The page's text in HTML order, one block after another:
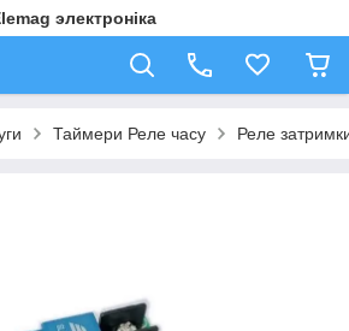
электроніка
Таймери Реле часу Реле